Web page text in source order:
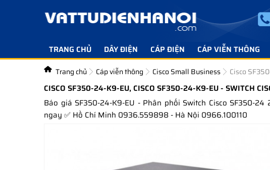
TRANG CHỦ DÂY ĐIỆN CÁP ĐIỆN CÁP VIỄN THÔNG
Trang chủ Cáp viễn thông Cisco Small Business Cisco
CISCO SF350-24-K9-EU, CISCO SF350-24-K9-EU - SWITCH
Báo giá SF350-24-K9-EU - Phân phối Switch Cisco SF350-
ngay ✅ Hồ Chí Minh 0936.559898 - Hà Nội 0966.100110